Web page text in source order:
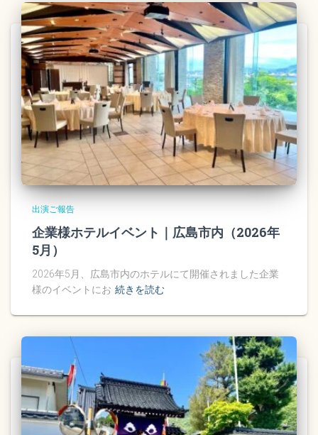
出演ご報告
企業様ホテルイベント｜広島市内（2026年
5月）
2026年5月、広島市内のホテルにて開催されました企業
様のイベントにお 続きを読む